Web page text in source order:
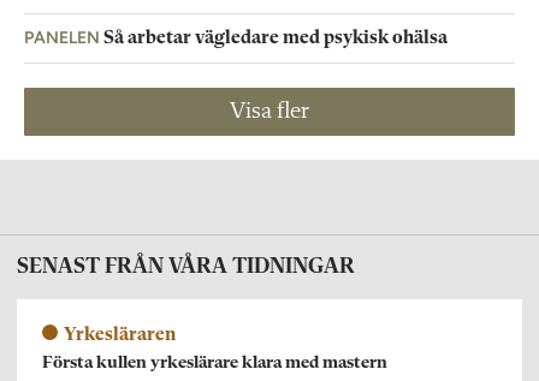
PANELEN Så arbetar vägledare med psykisk ohälsa
Visa fler
SENAST FRÅN VÅRA TIDNINGAR
Yrkesläraren
Första kullen yrkeslärare klara med mastern